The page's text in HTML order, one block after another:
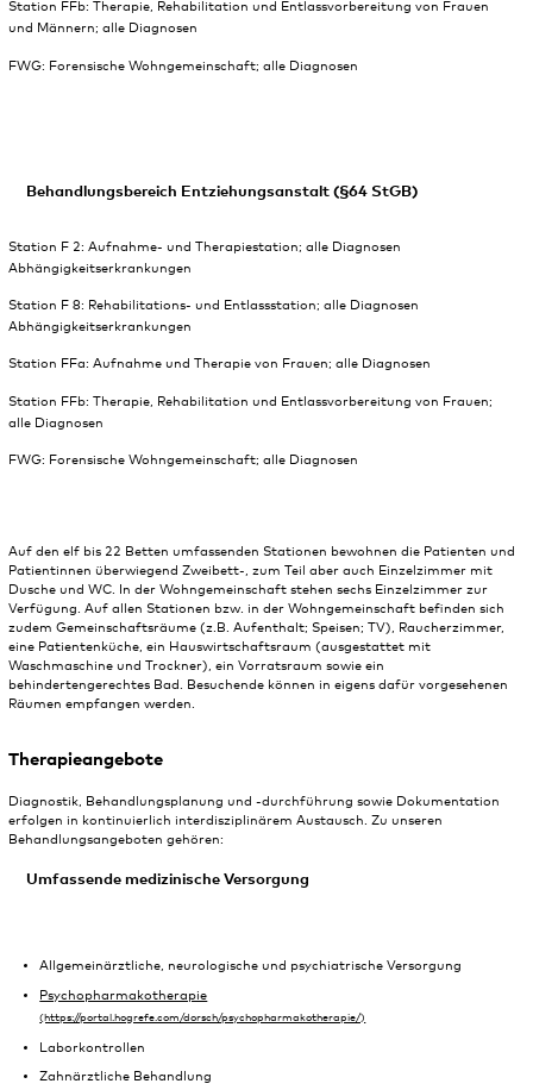
Station FFb: Therapie, Rehabilitation und Entlassvorbereitung von Frauen
und Männern; alle Diagnosen
FWG: Forensische Wohngemeinschaft; alle Diagnosen
Behandlungsbereich Entziehungsanstalt (§64 StGB)
Station F 2: Aufnahme- und Therapiestation; alle Diagnosen
Abhängigkeitserkrankungen
Station F 8: Rehabilitations- und Entlassstation; alle Diagnosen
Abhängigkeitserkrankungen
Station FFa: Aufnahme und Therapie von Frauen; alle Diagnosen
Station FFb: Therapie, Rehabilitation und Entlassvorbereitung von Frauen;
alle Diagnosen
FWG: Forensische Wohngemeinschaft; alle Diagnosen
Auf den elf bis 22 Betten umfassenden Stationen bewohnen die Patienten und
Patientinnen überwiegend Zweibett-, zum Teil aber auch Einzelzimmer mit
Dusche und WC. In der Wohngemeinschaft stehen sechs Einzelzimmer zur
Verfügung. Auf allen Stationen bzw. in der Wohngemeinschaft befinden sich
zudem Gemeinschaftsräume (z.B. Aufenthalt; Speisen; TV), Raucherzimmer,
eine Patientenküche, ein Hauswirtschaftsraum (ausgestattet mit
Waschmaschine und Trockner), ein Vorratsraum sowie ein
behindertengerechtes Bad. Besuchende können in eigens dafür vorgesehenen
Räumen empfangen werden.
Therapieangebote
Diagnostik, Behandlungsplanung und -durchführung sowie Dokumentation
erfolgen in kontinuierlich interdisziplinärem Austausch. Zu unseren
Behandlungsangeboten gehören:
Umfassende medizinische Versorgung
Allgemeinärztliche, neurologische und psychiatrische Versorgung
Psychopharmakotherapie
Laborkontrollen
Zahnärztliche Behandlung